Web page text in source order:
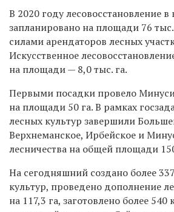
В 2020 году лесовосстановление в
запланировано на площади 76
силами арендаторов лесных
Искусственное
на площади — 8,0 тыс. га.
Первыми посадки провело
на площади 50 га. В рамках
лесных культур завершили
Верхнеманское, Ирбейское и
лесничества на общей площади
На сегодняшний создано более
культур, проведено дополнение
на 117,3 га, заготовлено более 540